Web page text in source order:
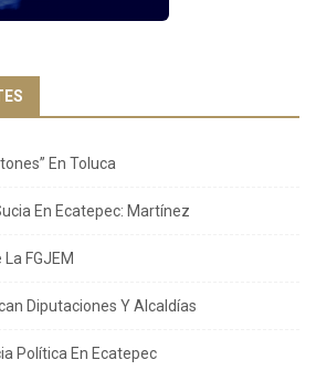
En Toluca
En Ecatepec: Martínez
FGJEM
Diputaciones Y Alcaldías
Política En Ecatepec